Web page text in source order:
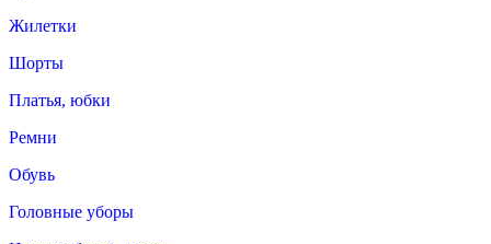
Жилетки
Шорты
Платья, юбки
Ремни
Обувь
Головные уборы